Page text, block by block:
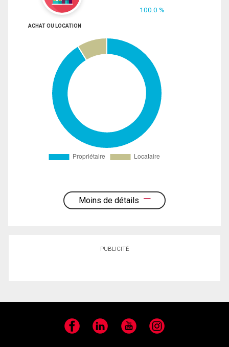
100.0 %
ACHAT OU LOCATION
Moins de détails
PUBLICITÉ
Facebook LinkedIn YouTube Instagram